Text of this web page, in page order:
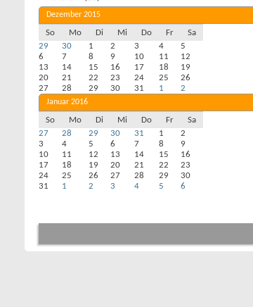
Dezember 2015
So Mo Di Mi Do Fr
Sa
29
30 1 2 3 4
5
6
7 8 9 10 11
12
13
14 15 16 17 18
19
20
21 22 23 24 25
26
27
28 29 30 31 1 2
Januar 2016
So Mo Di Mi Do Fr
Sa
27
28 29 30 31 1
2
3
4 5 6 7 8
9
10
11 12 13 14 15
16
17
18 19 20 21 22
23
24
25 26 27 28 29
30
31
1 2 3 4 5 6